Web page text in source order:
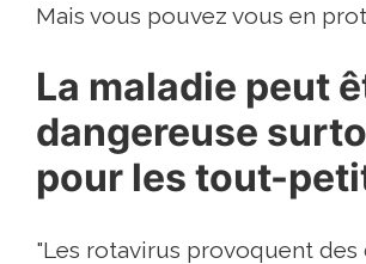
Mais vous pouvez vous en
La maladie peut
dangereuse
pour les tout-
"Les rotavirus provoquent des